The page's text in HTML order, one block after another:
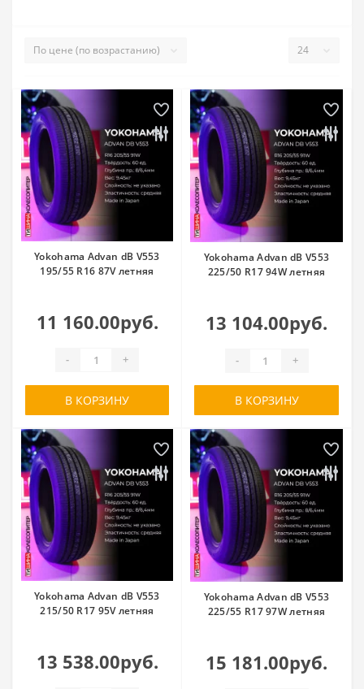
Yokohama Advan dB V553
195/55 R16 87V летняя
11 160.00руб.
- +
В КОРЗИНУ
Yokohama Advan dB V553
225/50 R17 94W летняя
13 104.00руб.
- +
В КОРЗИНУ
Yokohama Advan dB V553
215/50 R17 95V летняя
13 538.00руб.
Yokohama Advan dB V553
225/55 R17 97W летняя
15 181.00руб.